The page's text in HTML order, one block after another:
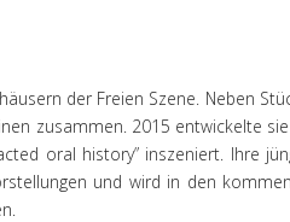
der Freien Szene. Neben
zusammen. 2015 entwickelte
oral history” inszeniert. Ihre
und wird in den